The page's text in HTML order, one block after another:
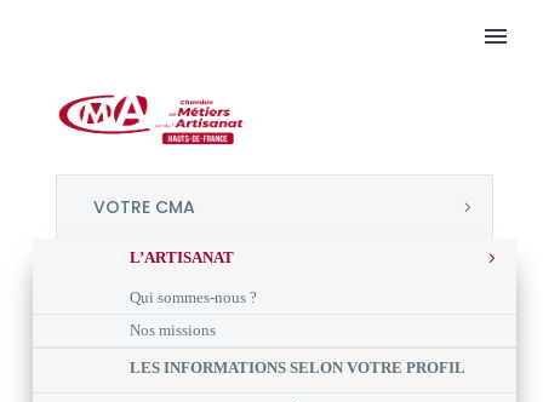
VOTRE CMA
L’ARTISANAT
Qui sommes-nous ?
Nos missions
LES INFORMATIONS SELON VOTRE PROFIL